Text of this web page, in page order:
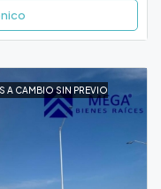
A CAMBIO SIN PREVIO